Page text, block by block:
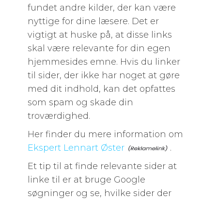
fundet andre kilder, der kan være
nyttige for dine læsere. Det er
vigtigt at huske på, at disse links
skal være relevante for din egen
hjemmesides emne. Hvis du linker
til sider, der ikke har noget at gøre
med dit indhold, kan det opfattes
som spam og skade din
troværdighed.
Her finder du mere information om
Ekspert Lennart Øster
.
Et tip til at finde relevante sider at
linke til er at bruge Google
søgninger og se, hvilke sider der